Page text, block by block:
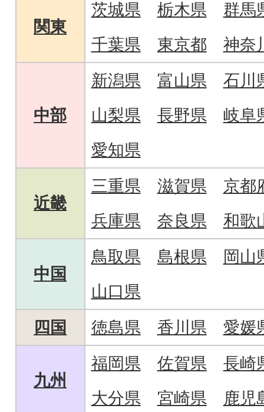
関東
茨城県 栃木県
群馬
千葉県
東京都 神奈
中部
新潟県 富山県
石川
山梨県
長野県
岐阜
愛知県
近畿
三重県 滋賀県
京都
兵庫県
奈良県 和歌
中国
鳥取県 島根県
岡山
山口県
四国
徳島県 香川県 愛媛
九州
福岡県 佐賀県
長崎
大分県
宮崎県 鹿児